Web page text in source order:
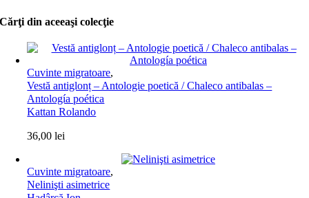
Cărţi din aceeaşi colecţie
Cuvinte migratoare,
Vestă antiglonț – Antologie poetică / Chaleco antibalas –
Antología poética
Kattan Rolando
36,00lei
Cuvinte migratoare,
Nelinişti asimetrice